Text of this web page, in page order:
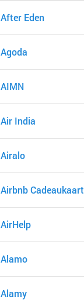
After Eden
Agoda
AIMN
Air India
Airalo
Airbnb Cadeaukaart
AirHelp
Alamo
Alamy